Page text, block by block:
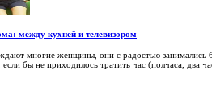
между кухней и телевизором
многие женщины, они с радостью занимались
бы не приходилось тратить час (полчаса, два